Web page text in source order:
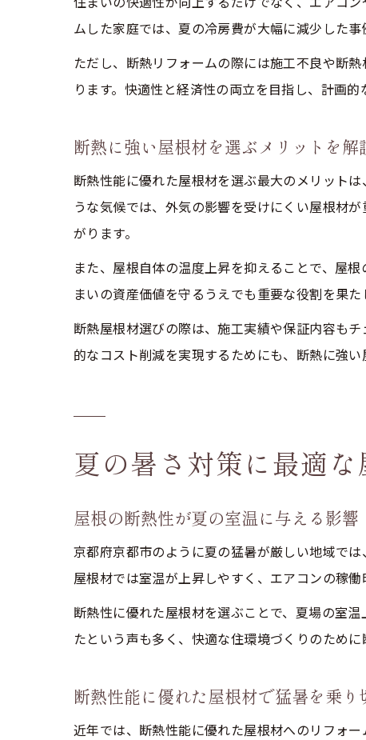
ムした家庭では、夏の冷房費が大幅に減少した事
ただし、断熱リフォームの際には施工不良や断
ります。快適性と経済性の両立を目指し、計画的
断熱に強い屋根材を選ぶメリットを解
断熱性能に優れた屋根材を選ぶ最大のメリット
うな気候では、外気の影響を受けにくい屋根材
がります。
また、屋根自体の温度上昇を抑えることで、屋
まいの資産価値を守るうえでも重要な役割を果た
断熱屋根材選びの際は、施工実績や保証内容も
的なコスト削減を実現するためにも、断熱に強
夏の暑さ対策に最適
屋根の断熱性が夏の室温に与える影響
京都府京都市のように夏の猛暑が厳しい地域で
屋根材では室温が上昇しやすく、エアコンの稼
断熱性に優れた屋根材を選ぶことで、夏場の室
たという声も多く、快適な住環境づくりのために
断熱性能に優れた屋根材で猛暑を乗り
近年では、断熱性能に優れた屋根材へのリフォ